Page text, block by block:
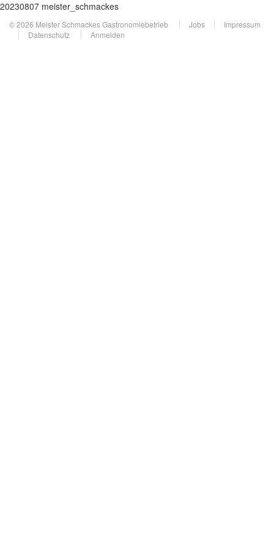
20230807 meister_schmackes
© 2026 Meister Schmackes Gastronomiebetrieb Jobs
Impressum
Datenschutz
Anmelden